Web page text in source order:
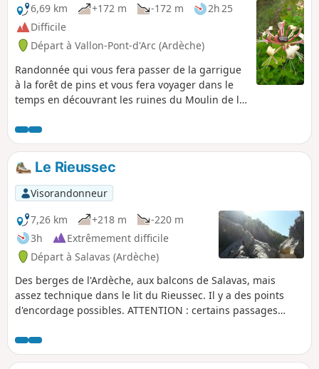
6,69 km
+172 m -172 m
2h 25
Difficile
Départ à Vallon-Pont-d'Arc (Ardèche)
Randonnée qui vous fera passer de la garrigue
à la forêt de pins et vous fera voyager dans le
temps en découvrant les ruines du Moulin de la
Le Rieussec
Visorandonneur
7,26 km
+218 m
-220 m
3h
Extrêmement difficile
Départ à Salavas (Ardèche)
Des berges de l'Ardèche, aux balcons de Salavas, mais
assez technique dans le lit du Rieussec. Il y a des points
d'encordage possibles. ATTENTION : certains passages
personnes insuffisamment équipées ou entrainées à ce
genre de randonnée dite technique. Soyez donc très